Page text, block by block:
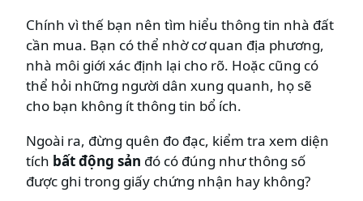
Chính vì thế bạn nên tìm hiểu thông tin nhà đất
cần mua. Bạn có thể nhờ cơ quan địa phương,
nhà môi giới xác định lại cho rõ. Hoặc cũng có
thể hỏi những người dân xung quanh, họ sẽ
cho bạn không ít thông tin bổ ích.
Ngoài ra, đừng quên đo đạc, kiểm tra xem diện
tích bất động sản đó có đúng như thông số
được ghi trong giấy chứng nhận hay không?